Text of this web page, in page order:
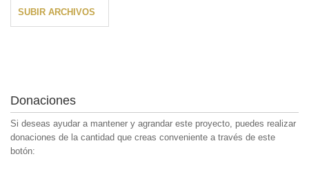
SUBIR ARCHIVOS
Donaciones
Si deseas ayudar a mantener y agrandar este proyecto, puedes realizar
donaciones de la cantidad que creas conveniente a través de este
botón: